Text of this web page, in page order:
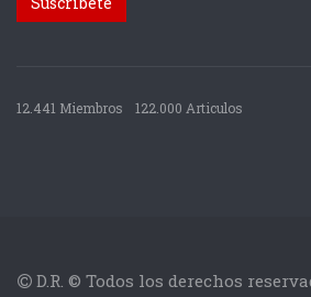
12.441 Miembros 122.000 Articulos
D.R. © Todos los derechos